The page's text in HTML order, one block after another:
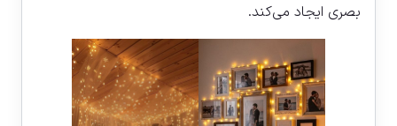
بصری ایجاد می‌کند.